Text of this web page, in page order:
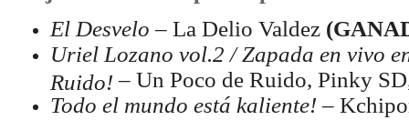
El Desvelo – La Delio Valdez
Uriel Lozano vol.2 / Zapada en vivo
Ruido! – Un Poco de Ruido, Pinky
Todo el mundo está kaliente!–